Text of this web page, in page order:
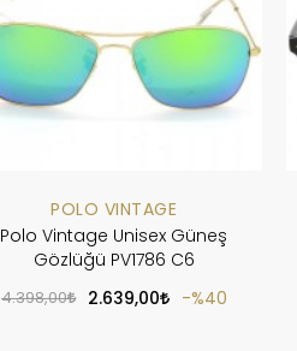
POLO VINTAGE
Polo Vintage Unisex Güneş
Gözlüğü PV1786 C6
4.398,00 2.639,00 %40